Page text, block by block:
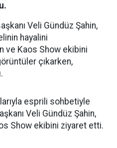
Veli Gündüz Şahin,
hayalini
ve Kaos Show ekibini
çıkarken,
esprili sohbetiyle
Veli Gündüz Şahin,
Show ekibini ziyaret etti.